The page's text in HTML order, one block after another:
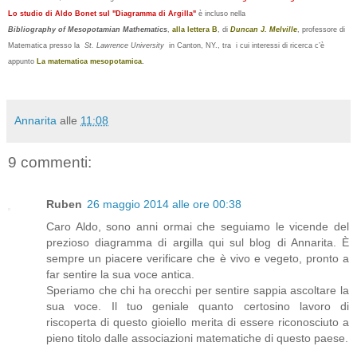
Lo studio di Aldo Bonet sul "Diagramma di Argilla" è incluso nella
Bibliography of Mesopotamian Mathematics, alla lettera B, di Duncan J. Melville, professore di
Matematica presso la St. Lawrence University in Canton, NY., tra i cui interessi di ricerca c’è
appunto La matematica mesopotamica.
Annarita alle 11:08
9 commenti:
Ruben 26 maggio 2014 alle ore 00:38
Caro Aldo, sono anni ormai che seguiamo le vicende del
prezioso diagramma di argilla qui sul blog di Annarita. È
sempre un piacere verificare che è vivo e vegeto, pronto a
far sentire la sua voce antica.
Speriamo che chi ha orecchi per sentire sappia ascoltare la
sua voce. Il tuo geniale quanto certosino lavoro di
riscoperta di questo gioiello merita di essere riconosciuto a
pieno titolo dalle associazioni matematiche di questo paese.